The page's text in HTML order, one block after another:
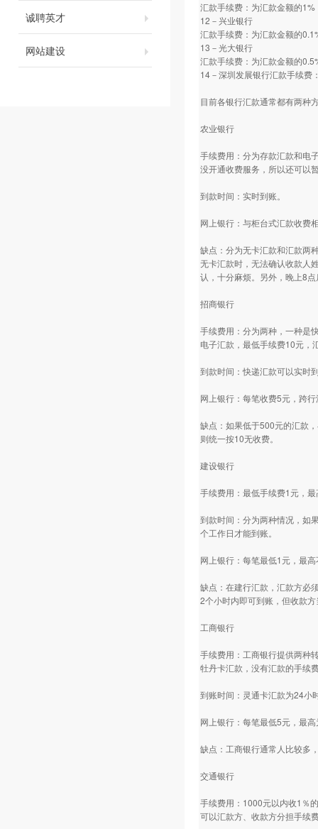
诚聘英才
网站建设
汇款手续费：为汇款金额的
12－兴业银行
汇款手续费：为汇款金额的
13－光大银行
汇款手续费：为汇款金额的
14－深圳发展银行汇款手续费
目前各银行汇款通常都有两种
农业银行
手续费用：分为存款汇款和电
没开通收费服务，所以还可以
到款时间：实时到账。
网上银行：与柜台式汇款收费
缺点：分为无卡汇款和汇款两
无卡汇款时，无法确认收款人
认，十分麻烦。另外，晚上8
招商银行
手续费用：分为两种，一种是
电子汇款，最低手续费10元，
到款时间：快递汇款可以实时
网上银行：每笔收费5元，跨
缺点：如果低于500元的汇款
则统一按10无收费。
建设银行
手续费用：最低手续费1元，
到款时间：分为两种情况，如
个工作日才能到账。
网上银行：每笔最低1元，最
缺点：在建行汇款，汇款方必
2个小时内即可到账，但收款
工商银行
手续费用：工商银行提供两种
牡丹卡汇款，没有汇款的手续
到账时间：灵通卡汇款为24小
网上银行：每笔最低5元，最
缺点：工商银行通常人比较多
交通银行
手续费用：1000元以内收1％
可以汇款方、收款方分担手续